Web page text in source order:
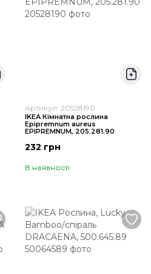
Артикул: 20528190
IKEA Кімнатна рослина
Epipremnum aureus
EPIPREMNUM, 205.281.90
232 грн
В наявності